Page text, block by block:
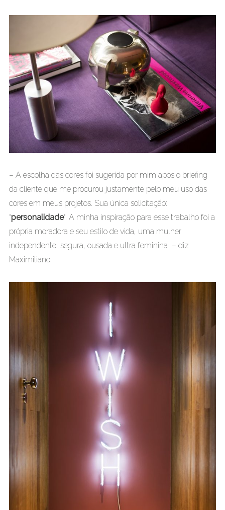
– A escolha das cores foi sugerida por mim após o briefing
da cliente que me procurou justamente pelo meu uso das
cores em meus projetos. Sua única solicitação:
“personalidade“. A minha inspiração para esse trabalho foi a
própria moradora e seu estilo de vida, uma mulher
independente, segura, ousada e ultra feminina – diz
Maximiliano.